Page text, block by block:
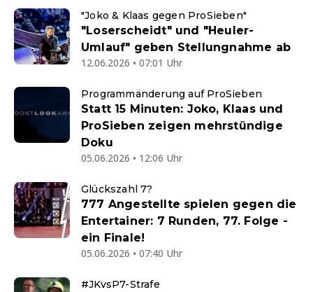
"Joko & Klaas gegen ProSieben"
"Loserscheidt" und "Heuler-
Umlauf" geben Stellungnahme ab
12.06.2026 • 07:01 Uhr
Programmänderung auf ProSieben
Statt 15 Minuten: Joko, Klaas und
ProSieben zeigen mehrstündige
Doku
05.06.2026 • 12:06 Uhr
Glückszahl 7?
777 Angestellte spielen gegen die
Entertainer: 7 Runden, 77. Folge -
ein Finale!
05.06.2026 • 07:40 Uhr
#JKvsP7-Strafe